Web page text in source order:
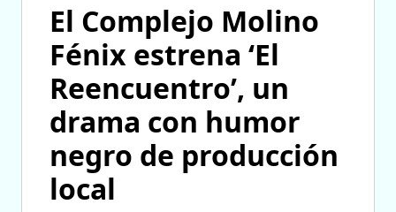
El Complejo Molino
Fénix estrena ‘El
Reencuentro’, un
drama con humor
negro de producción
local